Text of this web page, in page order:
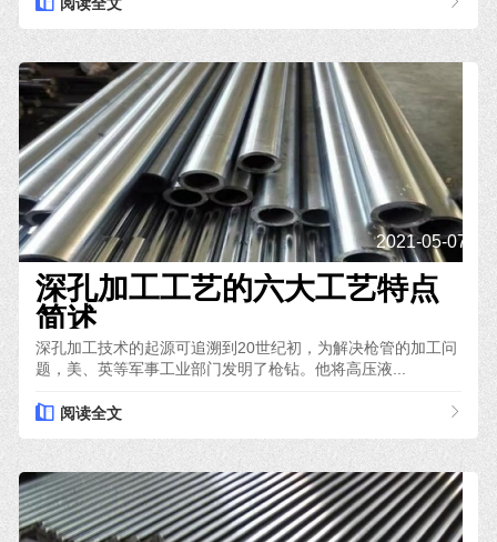
2021-05-07
深孔加工工艺的六大工艺特点
简述
深孔加工技术的起源可追溯到20世纪初，为解决枪管的加工问
题，美、英等军事工业部门发明了枪钻。他将高压液...
阅读全文